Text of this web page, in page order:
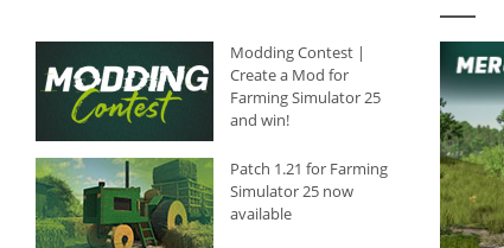
Modding Contest |
Create a Mod for
Farming Simulator 25
and win!
Patch 1.21 for Farming
Simulator 25 now
available